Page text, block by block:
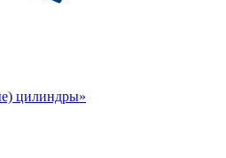
цилиндры»